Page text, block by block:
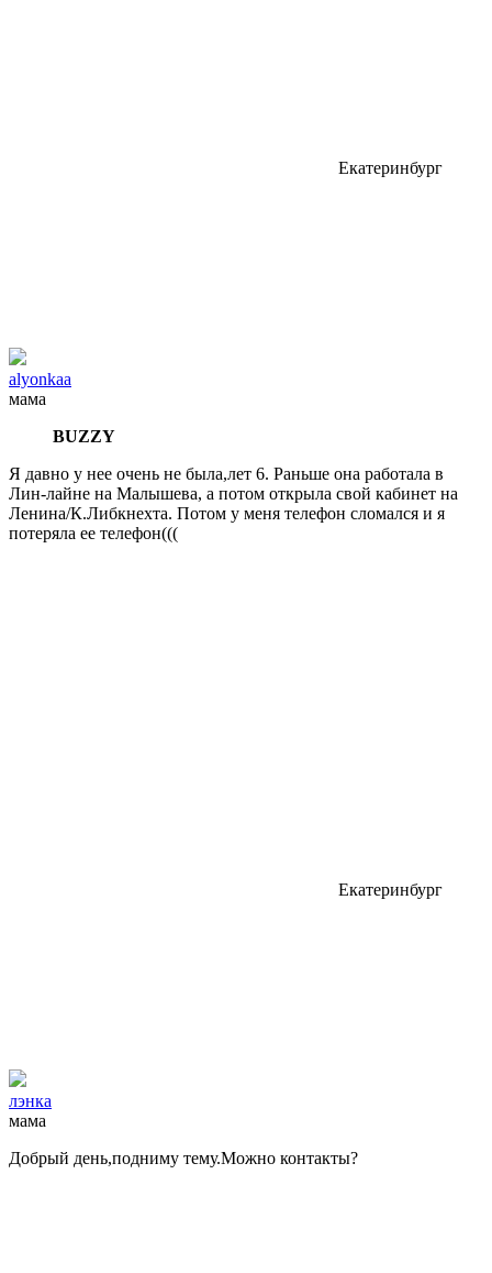
Екатеринбург
alyonkaa
мама
BUZZY
Я давно у нее очень не была,лет 6. Раньше она работала в
Лин-лайне на Малышева, а потом открыла свой кабинет на
Ленина/К.Либкнехта. Потом у меня телефон сломался и я
потеряла ее телефон(((
Екатеринбург
лэнка
мама
Добрый день,подниму тему.Можно контакты?